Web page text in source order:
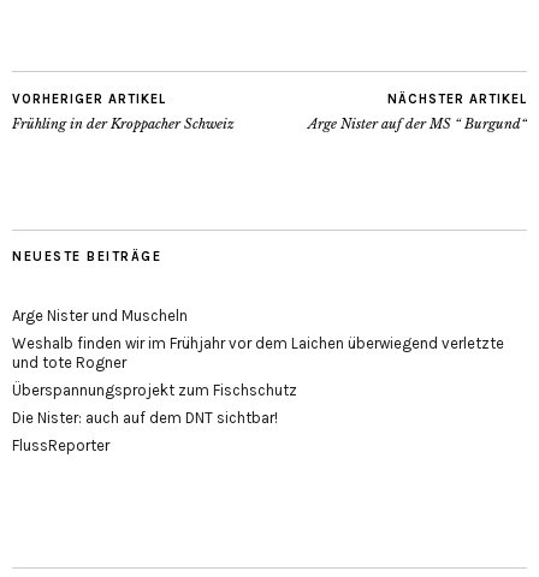
VORHERIGER ARTIKEL
Frühling in der Kroppacher Schweiz
NÄCHSTER ARTIKEL
Arge Nister auf der MS “ Burgund“
NEUESTE BEITRÄGE
Arge Nister und Muscheln
Weshalb finden wir im Frühjahr vor dem Laichen überwiegend verletzte
und tote Rogner
Überspannungsprojekt zum Fischschutz
Die Nister: auch auf dem DNT sichtbar!
FlussReporter